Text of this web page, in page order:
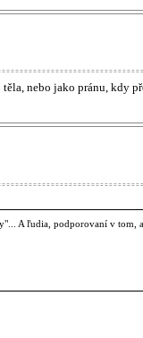
nebo jako pránu, kdy
A ľudia, podporovaní v